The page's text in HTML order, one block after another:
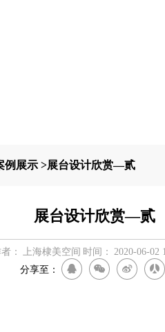
例展示>展台设计欣赏—贰
展台设计欣赏—贰
： 上海棣美空间 时间：
2020-06-02
分享至：